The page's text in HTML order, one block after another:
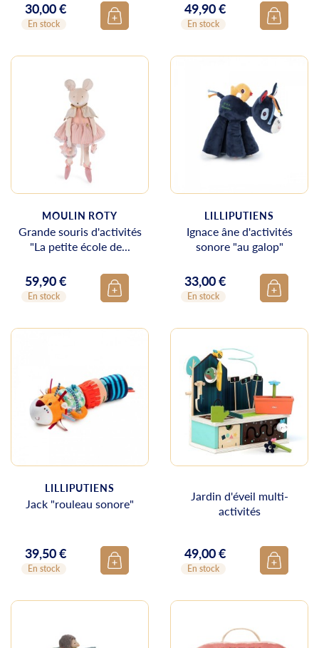
Prix
30,00 €
En stock
Prix
49,90 €
En stock
MOULIN ROTY
Grande souris d'activités
"La petite école de...
Prix
59,90 €
En stock
LILLIPUTIENS
Ignace âne d'activités
sonore "au galop"
Prix
33,00 €
En stock
LILLIPUTIENS
Jack "rouleau sonore"
Prix
39,50 €
En stock
Jardin d'éveil multi-
activités
Prix
49,00 €
En stock